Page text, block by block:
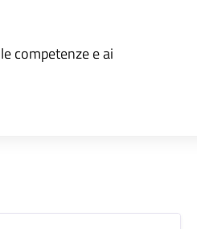
competenze e ai